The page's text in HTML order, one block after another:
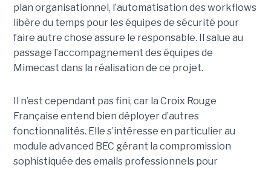
plan organisationnel, l’automatisation des workflows
libère du temps pour les équipes de sécurité pour
faire autre chose assure le responsable. Il salue au
passage l’accompagnement des équipes de
Mimecast dans la réalisation de ce projet.
Il n’est cependant pas fini, car la Croix Rouge
Française entend bien déployer d’autres
fonctionnalités. Elle s’intéresse en particulier au
module advanced BEC gérant la compromission
sophistiquée des emails professionnels pour